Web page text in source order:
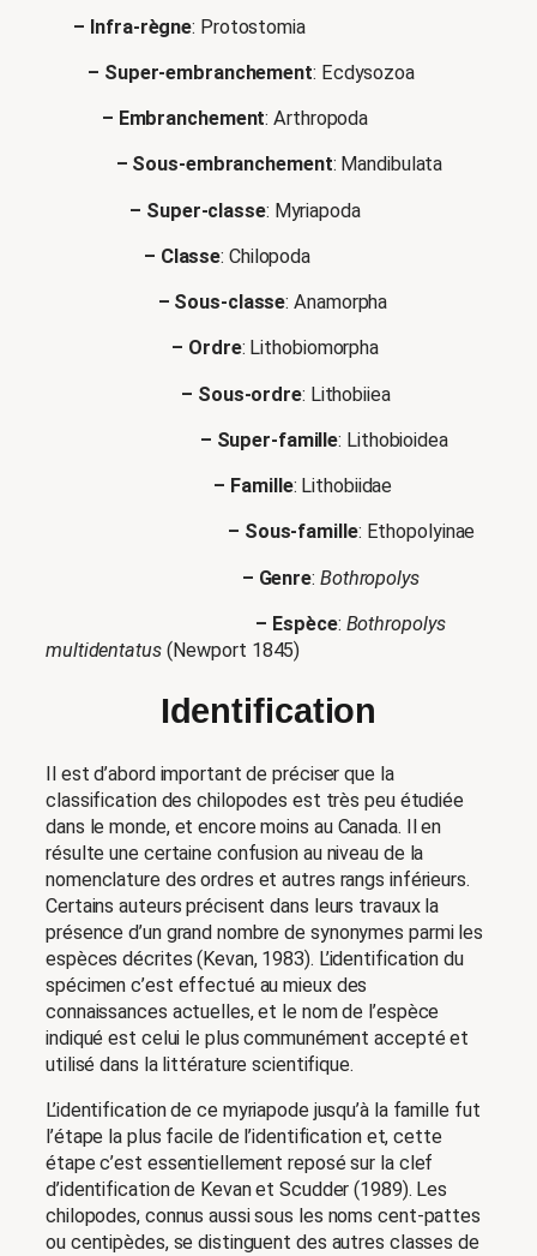
– Infra-règne: Protostomia
– Super-embranchement: Ecdysozoa
– Embranchement: Arthropoda
– Sous-embranchement: Mandibulata
– Super-classe: Myriapoda
– Classe: Chilopoda
– Sous-classe: Anamorpha
– Ordre: Lithobiomorpha
– Sous-ordre: Lithobiiea
– Super-famille: Lithobioidea
– Famille: Lithobiidae
– Sous-famille: Ethopolyinae
– Genre: Bothropolys
– Espèce: Bothropolys
multidentatus (Newport 1845)
Identification
Il est d’abord important de préciser que la
classification des chilopodes est très peu étudiée
dans le monde, et encore moins au Canada. Il en
résulte une certaine confusion au niveau de la
nomenclature des ordres et autres rangs inférieurs.
Certains auteurs précisent dans leurs travaux la
présence d’un grand nombre de synonymes parmi les
espèces décrites (Kevan, 1983). L’identification du
spécimen c’est effectué au mieux des
connaissances actuelles, et le nom de l’espèce
indiqué est celui le plus communément accepté et
utilisé dans la littérature scientifique.
L’identification de ce myriapode jusqu’à la famille fut
l’étape la plus facile de l’identification et, cette
étape c’est essentiellement reposé sur la clef
d’identification de Kevan et Scudder (1989). Les
chilopodes, connus aussi sous les noms cent-pattes
ou centipèdes, se distinguent des autres classes de